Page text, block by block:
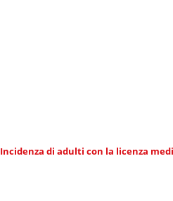
Incidenza di adulti con la licenza